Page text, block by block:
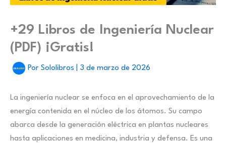
+29 Libros de Ingeniería Nuclear
(PDF) ¡Gratis!
Por Sololibros 3 de marzo de 2026
La ingeniería nuclear se enfoca en el aprovechamiento de la
energía contenida en el núcleo de los átomos. Su campo
abarca desde la generación eléctrica en plantas nucleares
hasta aplicaciones en medicina, industria y defensa. Es una